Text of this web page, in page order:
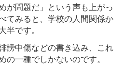
が問題だ」という声も上がっ
てみると、学校の人間関係か
半です。
謗中傷などの書き込み、これ
の一種でしかないのです。